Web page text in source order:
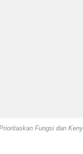
Fungsi dan